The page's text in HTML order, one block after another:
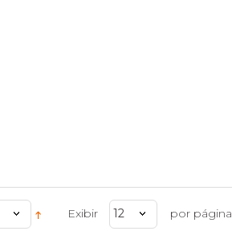
Exibir 12 por página